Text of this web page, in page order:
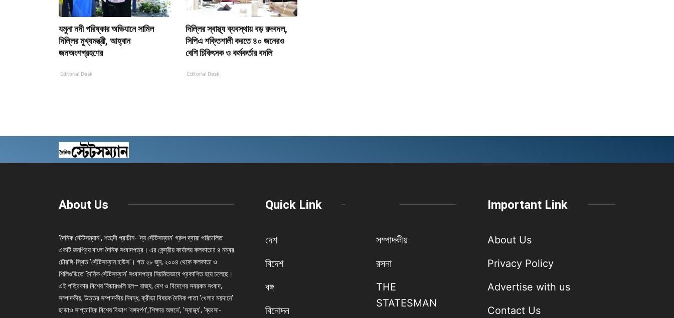
যমুনা নদী পরিষ্কার অভিযানে সামিল
দিল্লির মুখ্যমন্ত্রী, আহ্বান
জনঅংশগ্রহণের
Editorial Desk
দিল্লির স্বাস্থ্য ব্যবস্থায় বড় রদবদল,
সিপিএ শক্তিশালী করতে ৪০ জনেরও
বেশি চিকিৎসক ও কর্মকর্তার বদলি
Editorial Desk
About Us
'দৈনিক স্টেটসম্যান', শতাব্দী প্রাচীন- 'দ্য স্টেটসম্যান' গ্রুপ দ্বারা পরিচালিত
একটি জনপ্রিয় বাংলা দৈনিক সংবাদপত্র। এর কেন্দ্রীয় কার্যালয় কলকাতার ৪ নম্বর
চৌরঙ্গি-স্থিত 'স্টেটসম্যান হাউস'। গত ২৮ জুন, ২০০৪ থেকে কলকাতা ও
শিলিগুড়িতে 'দৈনিক স্টেটসম্যান' সংবাদপত্র নিয়মিতভাবে প্রকাশিত হয়ে চলেছে।
এই পত্রিকার বিশেষ ফিচারগুলি হল– রাজ্য, দেশ ও বিদেশের সবরকম সংবাদ,
সম্পাদকীয়, উত্তর সম্পাদকীয় নিবন্ধ, ক্রীড়া বিষয়ক দৈনিক পাতা 'খেলার ময়দানে'
ছাড়াও সাপ্তাহিক বিশেষ বিভাগ 'বঙ্গদর্পণ','শিক্ষার অঙ্গনে', 'স্বাস্থ্য', 'ব্যবসা-
Quick Link
দেশ
বিদেশ
বঙ্গ
বিনোদন
সম্পাদকীয়
রসনা
THE
STATESMAN
Important Link
About Us
Privacy Policy
Advertise with us
Contact Us